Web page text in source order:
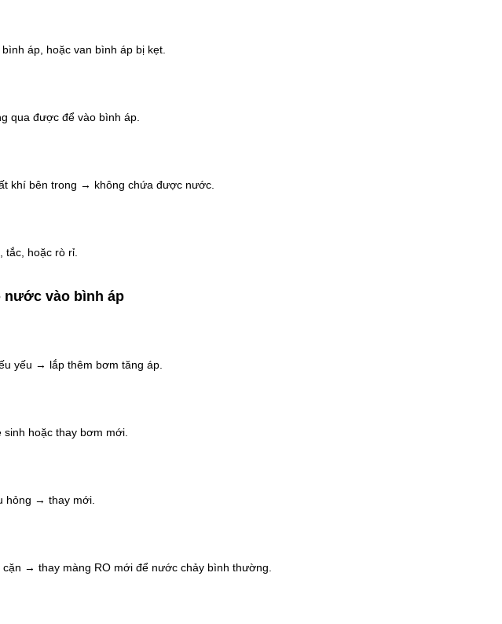
áp, hoặc van bình áp bị kẹt.
qua được để vào bình áp.
khí bên trong → không chứa được nước.
tắc, hoặc rò rỉ.
vào bình áp
yếu → lắp thêm bơm tăng áp.
hoặc thay bơm mới.
hỏng → thay mới.
→ thay màng RO mới để nước chảy bình thường.